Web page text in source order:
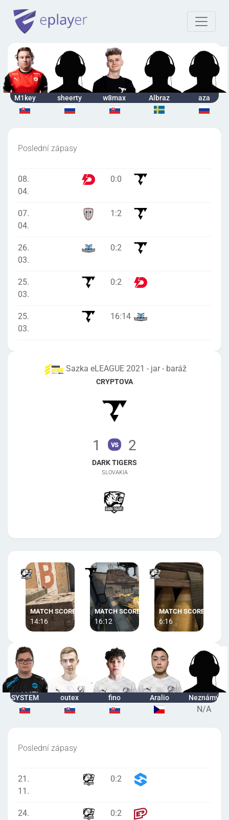
M1key sheerty w8max Albraz aza
Poslední zápasy
08.
04.
0:0
07.
04.
1 :2
26.
03.
0:2
25.
03.
0:2
25.
03.
16:14
Sazka eLEAGUE 2021 - jar - baráž
CRYPTOVA
1 vs 2
DARK TIGERS
SLOVAKIA
14:16 16:12 6:16
SYSTEM outex fino Aralio Neznámý
N/A
Poslední zápasy
21.
11.
0:2
24.
0:2